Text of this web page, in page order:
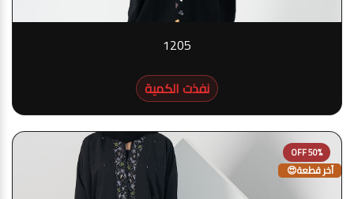
1205
نفذت الكمية
آخر قطعة😍
50% OFF